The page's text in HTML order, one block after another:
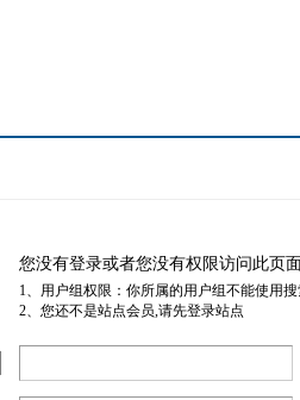
您没有登录或者您没有权限访问此页
1、用户组权限：你所属的用户组不能使用
2、您还不是站点会员,请先登录站点